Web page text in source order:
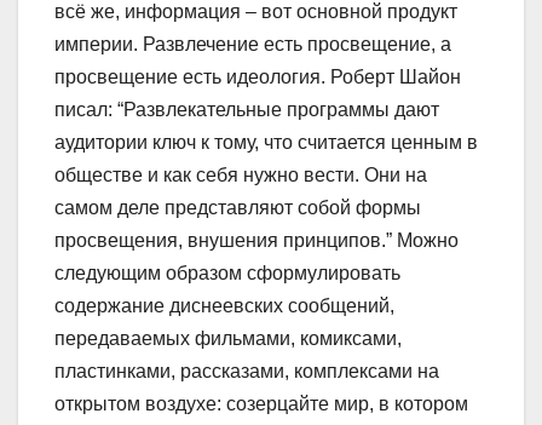
всё же, информация – вот основной продукт
империи. Развлечение есть просвещение, а
просвещение есть идеология. Роберт Шайон
писал: “Развлекательные программы дают
аудитории ключ к тому, что считается ценным в
обществе и как себя нужно вести. Они на
самом деле представляют собой формы
просвещения, внушения принципов.” Можно
следующим образом сформулировать
содержание диснеевских сообщений,
передаваемых фильмами, комиксами,
пластинками, рассказами, комплексами на
открытом воздухе: созерцайте мир, в котором